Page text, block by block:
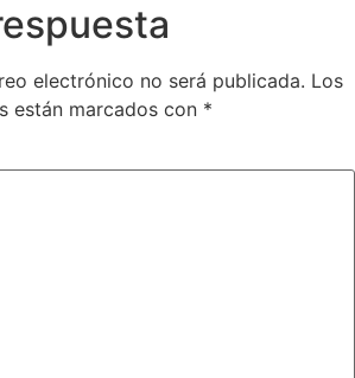
electrónico no será publicada. Los
están marcados con *